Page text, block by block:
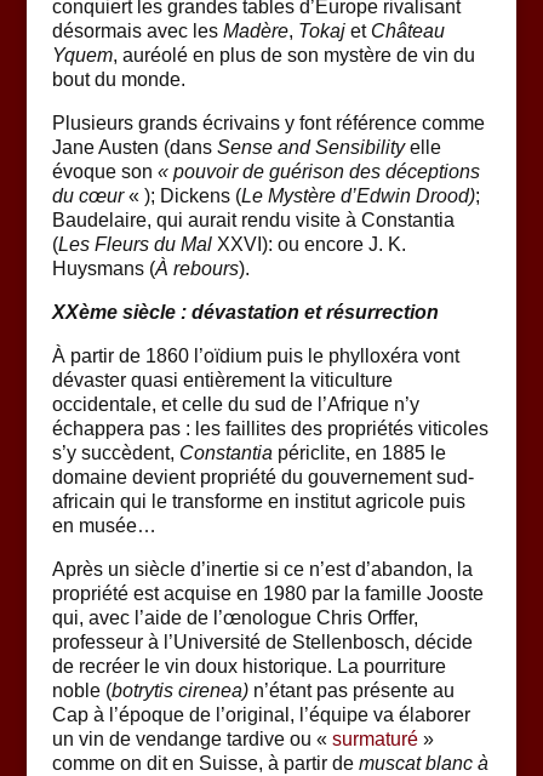
conquiert les grandes tables d’Europe rivalisant
désormais avec les Madère, Tokaj et Château
Yquem, auréolé en plus de son mystère de vin du
bout du monde.
Plusieurs grands écrivains y font référence comme
Jane Austen (dans Sense and Sensibilityelle
évoque son « pouvoir de guérison des déceptions
du cœur« ); Dickens (Le Mystère d’Edwin Drood);
Baudelaire, qui aurait rendu visite à Constantia
(Les Fleurs du Mal XXVI): ou encore J. K.
Huysmans (À rebours).
XXème siècle : dévastation et résurrection
À partir de 1860 l’oïdium puis le phylloxéra vont
dévaster quasi entièrement la viticulture
occidentale, et celle du sud de l’Afrique n’y
échappera pas : les faillites des propriétés viticoles
s’y succèdent, Constantia périclite, en 1885 le
domaine devient propriété du gouvernement sud-
africain qui le transforme en institut agricole puis
en musée…
Après un siècle d’inertie si ce n’est d’abandon, la
propriété est acquise en 1980 par la famille Jooste
qui, avec l’aide de l’œnologue Chris Orffer,
professeur à l’Université de Stellenbosch, décide
de recréer le vin doux historique. La pourriture
noble (botrytis cirenea) n’étant pas présente au
Cap à l’époque de l’original, l’équipe va élaborer
un vin de vendange tardive ou « surmaturé»
comme on dit en Suisse, à partir de muscat blanc à